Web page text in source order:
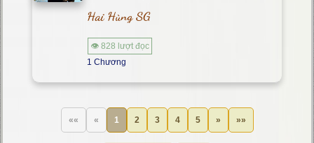
Hai Hùng SG
👁 828 lượt đọc
1 Chương
«« « 1 2 3 4 5 » »»